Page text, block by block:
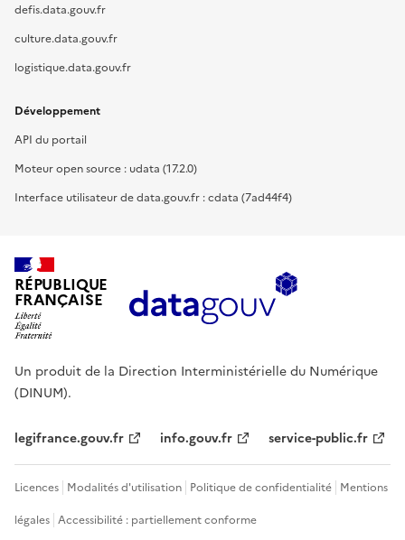
defis.data.gouv.fr
culture.data.gouv.fr
logistique.data.gouv.fr
Développement
API du portail
Moteur open source : udata (17.2.0)
Interface utilisateur de data.gouv.fr : cdata (7ad44f4)
RÉPUBLIQUE
FRANÇAISE
Un produit de la Direction Interministérielle du Numérique
(DINUM).
legifrance.gouv.fr info.gouv.fr service-public.fr
Licences Modalités d'utilisation Politique de confidentialité Mentions
légales Accessibilité : partiellement conforme